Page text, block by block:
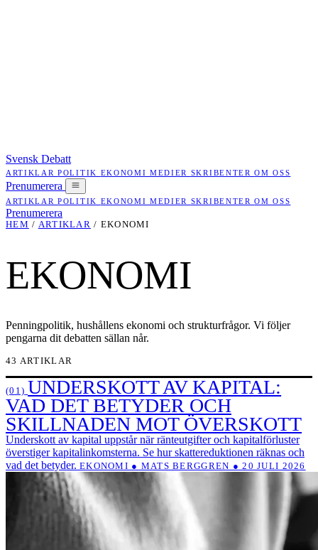
Svensk Debatt
ARTIKLARPOLITIK EKONOMIMEDIER SKRIBENTEROM OSS
Prenumerera
ARTIKLARPOLITIK EKONOMIMEDIER SKRIBENTEROM OSS
Prenumerera
HEM / ARTIKLAR / EKONOMI
EKONOMI
Penningpolitik, hushållens ekonomi och strukturfrågor. Vi följer
pengarna dit debatten sällan når.
43 ARTIKLAR
(01) UNDERSKOTT AV KAPITAL:
VAD DET BETYDER OCH
SKILLNADEN MOT ÖVERSKOTT
Underskott av kapital uppstår när ränteutgifter och kapitalförluster
överstiger kapitalinkomsterna. Se hur skattereduktionen räknas och
vad det betyder. EKONOMI ● MATS BERGGREN ● 20 JULI 2026